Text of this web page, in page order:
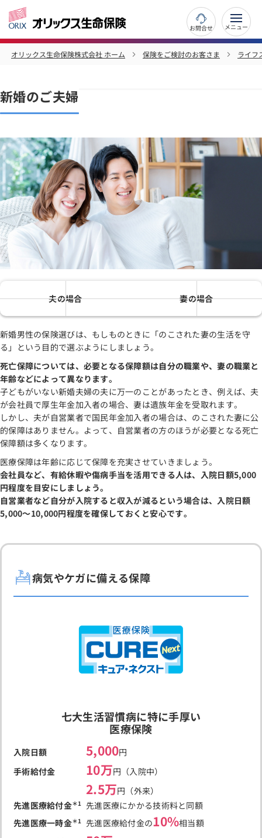
お問合せ
オリックス生命保険株式会社 ホーム 保険をご検討のお客さま ライフ
新婚のご夫婦
夫の場合 妻の場合
新婚男性の保険選びは、もしものときに「のこされた妻の生活を守
る」という目的で選ぶようにしましょう。
死亡保障については、必要となる保障額は自分の職業や、妻の職業と
年齢などによって異なります。
子どもがいない新婚夫婦の夫に万一のことがあったとき、例えば、夫
が会社員で厚生年金加入者の場合、妻は遺族年金を受取れます。
しかし、夫が自営業者で国民年金加入者の場合は、のこされた妻に公
的保障はありません。よって、自営業者の方のほうが必要となる死亡
保障額は多くなります。
医療保障は年齢に応じて保障を充実させていきましょう。
会社員など、有給休暇や傷病手当を活用できる人は、入院日額5,000
円程度を目安にしましょう。
自営業者など自分が入院すると収入が減るという場合は、入院日額
5,000～10,000円程度を確保しておくと安心です。
病気やケガに備える保障
七大生活習慣病に特に手厚い
医療保険
入院日額 5,000円
手術給付金
10万円（入院中）
2.5万円（外来）
先進医療給付金＊1 先進医療にかかる技術料と同額
先進医療一時金＊1 先進医療給付金の10%相当額